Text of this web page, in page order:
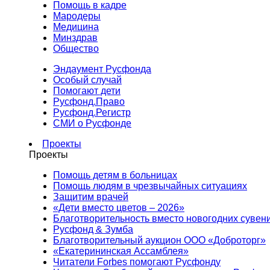
Помощь в кадре
Мародеры
Медицина
Минздрав
Общество
Эндаумент Русфонда
Особый случай
Помогают дети
Русфонд.Право
Русфонд.Регистр
СМИ о Русфонде
Проекты
Проекты
Помощь детям в больницах
Помощь людям в чрезвычайных ситуациях
Защитим врачей
«Дети вместо цветов – 2026»
Благотворительность вместо новогодних
Русфонд & Зумба
Благотворительный аукцион ООО «Доброторг»
«Екатерининская Ассамблея»
Читатели Forbes помогают Русфонду